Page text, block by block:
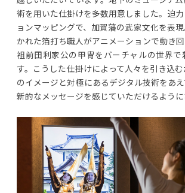
術を用いた仕掛けを多数用意しました。迫
ョンマッピングで、加賀藩の武家文化を表
かれた箔打ち職人がアニメーションで動き
祖前田利家公の甲冑をバーチャルの世界で
す。こうした仕掛けによって人々を引き込
のイメージと対極にあるデジタル技術をあ
新的なメッセージを感じていただけるように